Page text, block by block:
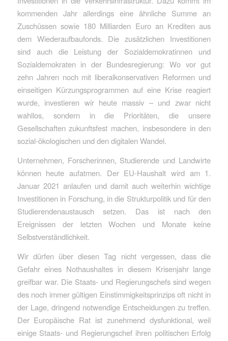
kommenden Jahr allerdings eine ähnliche Summe an
Zuschüssen sowie 180 Milliarden Euro an Krediten aus
dem Wiederaufbaufonds. Die zusätzlichen Investitionen
sind auch die Leistung der Sozialdemokratinnen und
Sozialdemokraten in der Bundesregierung: Wo vor gut
zehn Jahren noch mit liberalkonservativen Reformen und
einseitigen Kürzungsprogrammen auf eine Krise reagiert
wurde, investieren wir heute massiv – und zwar nicht
wahllos, sondern in die Prioritäten, die unsere
Gesellschaften zukunftsfest machen, insbesondere in den
sozial-ökologischen und den digitalen Wandel.
Unternehmen, Forscherinnen, Studierende und Landwirte
können heute aufatmen. Der EU-Haushalt wird am 1.
Januar 2021 anlaufen und damit auch weiterhin wichtige
Investitionen in Forschung, in die Strukturpolitik und für den
Studierendenaustausch setzen. Das ist nach den
Ereignissen der letzten Wochen und Monate keine
Selbstverständlichkeit.
Wir dürfen über diesen Tag nicht vergessen, dass die
Gefahr eines Nothaushaltes in diesem Krisenjahr lange
greifbar war. Die Staats- und Regierungschefs sind wegen
des noch immer gültigen Einstimmigkeitsprinzips oft nicht in
der Lage, dringend notwendige Entscheidungen zu treffen.
Der Europäische Rat ist zunehmend dysfunktional, weil
einige Staats- und Regierungschef ihren politischen Erfolg